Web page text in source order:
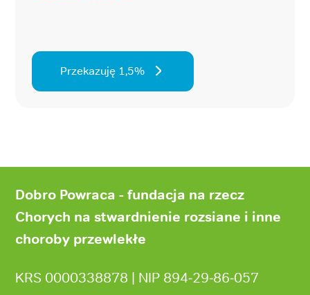
Przekazuję 1,5%
stronyDobro Powraca - fundacja na rzecz
Chorych na stwardnienie rozsiane i inne
choroby przewlekłe
KRS 0000338878 | NIP 894‑29‑86‑057